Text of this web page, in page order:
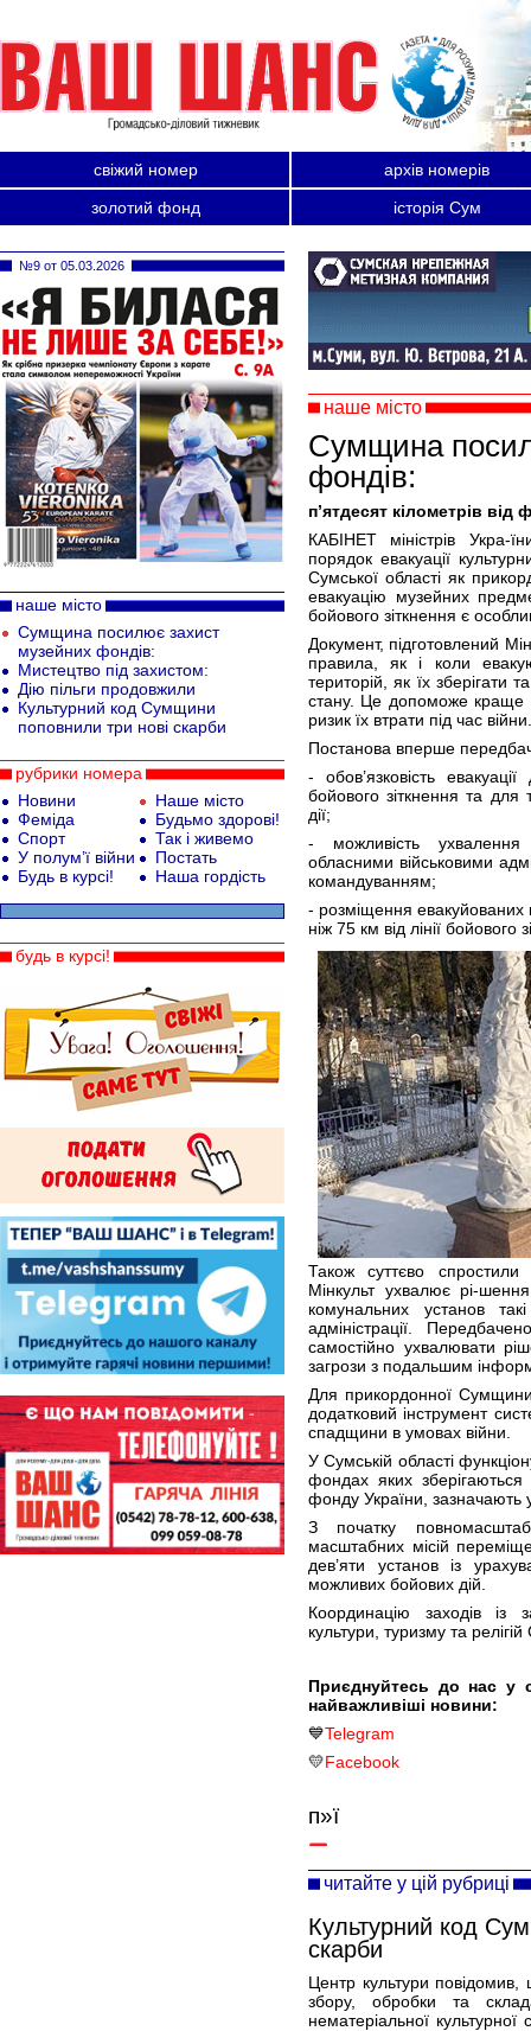
свіжий номер
архів номерів
золотий фонд
історія Сум
наше місто
Сумщина
фондів:
п’ятдесят кілометрів від
КАБІНЕТ міністрів Укра-
порядок евакуації
Сумської області як
евакуацію музейних
бойового зіткнення є
Документ, підготовлений
правила, як і коли
територій, як їх зберігати
стану. Це допоможе краще
ризик їх втрати під час війни.
Постанова вперше
- обов’язковість
бойового зіткнення та для
дії;
- можливість ухвалення
обласними військовими
командуванням;
- розміщення евакуйованих
ніж 75 км від лінії бойового
Також суттєво
Мінкульт ухвалює рі-
комунальних установ
адміністрації.
самостійно ухвалювати
загрози з подальшим
Для прикордонної
додатковий інструмент
спадщини в умовах війни.
У Сумській області
фондах яких
фонду України, зазначають
З початку
масштабних місій
дев’яти установ із
можливих бойових дій.
Координацію заходів із
культури, туризму та
Приєднуйтесь до нас у
найважливіші новини:
💙Telegram
💛Facebook
п»ї
читайте у цій рубриці
Культурний код
скарби
Центр культури повідомив,
збору, обробки та
нематеріальної
№9 от 05.03.2026
наше місто
Сумщина посилює захист
музейних фондів:
Мистецтво під захистом:
Дію пільги продовжили
Культурний код Сумщини
поповнили три нові скарби
рубрики номера
Новини
Феміда
Спорт
У полум’ї війни
Будь в курсі!
Наше місто
Будьмо здорові!
Так і живемо
Постать
Наша гордість
будь в курсі!